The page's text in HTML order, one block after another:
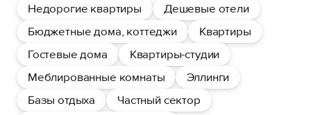
Недорогие квартиры
Дешевые отели
Бюджетные дома, коттеджи
Квартиры
Гостевые дома
Квартиры-студии
Меблированные комнаты
Эллинги
Базы отдыха
Частный сектор